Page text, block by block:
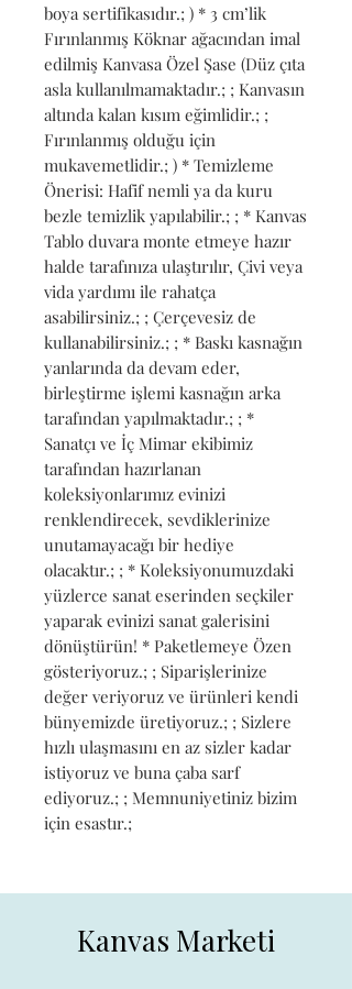
boya sertifikasıdır.; ) * 3 cm’lik
Fırınlanmış Köknar ağacından imal
edilmiş Kanvasa Özel Şase (Düz çıta
asla kullanılmamaktadır.; ; Kanvasın
altında kalan kısım eğimlidir.; ;
Fırınlanmış olduğu için
mukavemetlidir.; ) * Temizleme
Önerisi: Hafif nemli ya da kuru
bezle temizlik yapılabilir.; ; * Kanvas
Tablo duvara monte etmeye hazır
halde tarafınıza ulaştırılır, Çivi veya
vida yardımı ile rahatça
asabilirsiniz.; ; Çerçevesiz de
kullanabilirsiniz.; ; * Baskı kasnağın
yanlarında da devam eder,
birleştirme işlemi kasnağın arka
tarafından yapılmaktadır.; ; *
Sanatçı ve İç Mimar ekibimiz
tarafından hazırlanan
koleksiyonlarımız evinizi
renklendirecek, sevdiklerinize
unutamayacağı bir hediye
olacaktır.; ; * Koleksiyonumuzdaki
yüzlerce sanat eserinden seçkiler
yaparak evinizi sanat galerisini
dönüştürün! * Paketlemeye Özen
gösteriyoruz.; ; Siparişlerinize
değer veriyoruz ve ürünleri kendi
bünyemizde üretiyoruz.; ; Sizlere
hızlı ulaşmasını en az sizler kadar
istiyoruz ve buna çaba sarf
ediyoruz.; ; Memnuniyetiniz bizim
için esastır.;
Kanvas Marketi